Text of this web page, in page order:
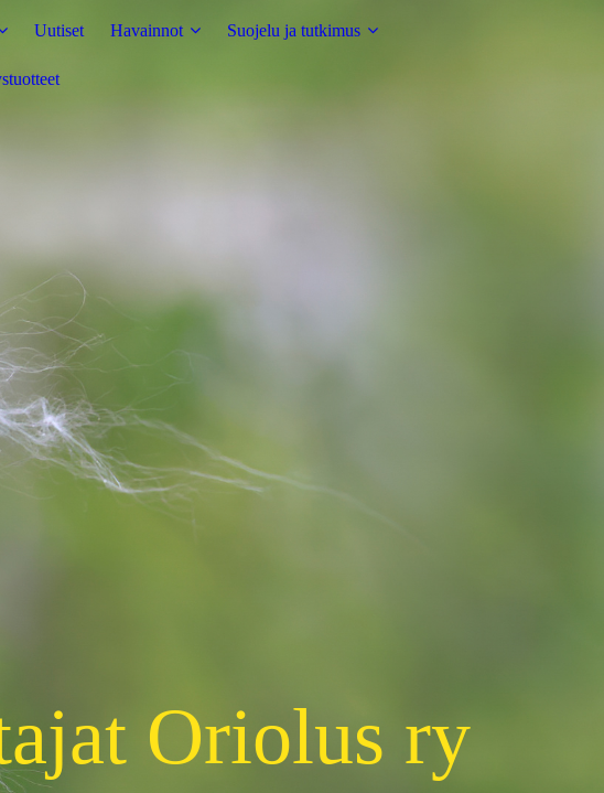
Uutiset Havainnot Suojelu ja tutkimus
Oriolus ry